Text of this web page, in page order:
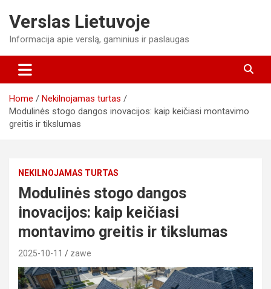
content
Verslas Lietuvoje
Informacija apie verslą, gaminius ir paslaugas
Home
Nekilnojamas turtas
Modulinės stogo dangos inovacijos: kaip keičiasi montavimo
greitis ir tikslumas
NEKILNOJAMAS TURTAS
Modulinės stogo dangos
inovacijos: kaip keičiasi
montavimo greitis ir tikslumas
2025-10-11 zawe